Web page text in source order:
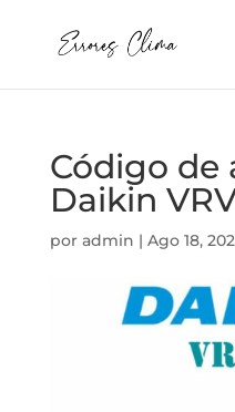
Código de
Daikin
por admin | Ago 18,